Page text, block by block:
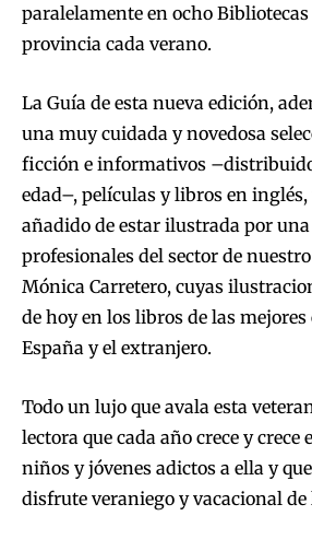
paralelamente en ocho
provincia cada verano.
La Guía de esta nueva edición,
una muy cuidada y novedosa
ficción e informativos
edad–, películas y libros en
añadido de estar ilustrada por
profesionales del sector de
Mónica Carretero, cuyas
de hoy en los libros de las
España y el extranjero.
Todo un lujo que avala esta
lectora que cada año crece y crece
niños y jóvenes adictos a ella y
disfrute veraniego y vacacional de